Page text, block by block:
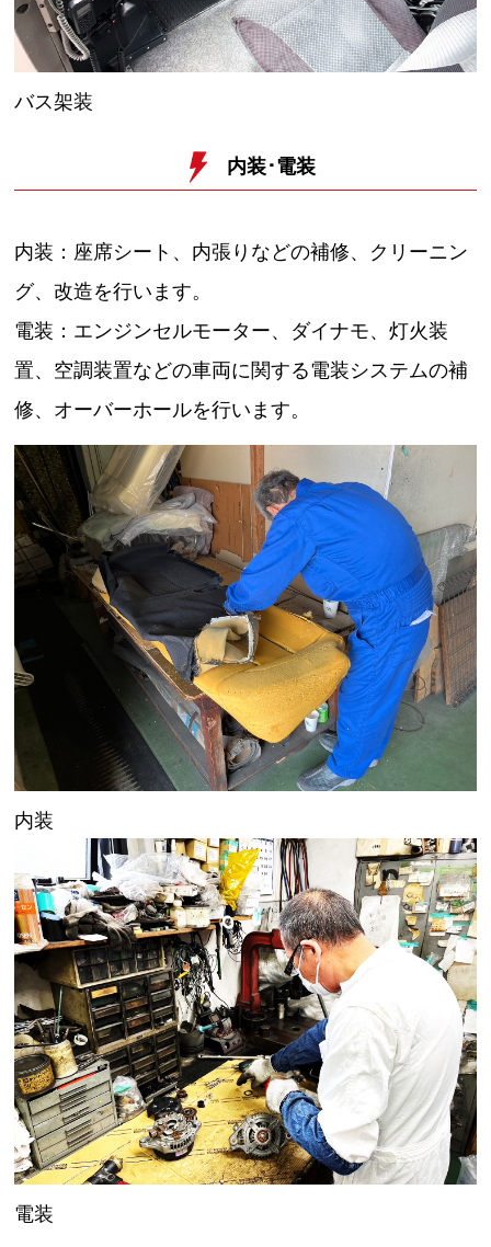
バス架装
内装･電装
内装：座席シート、内張りなどの補修、クリーニン
グ、改造を行います。
電装：エンジンセルモーター、ダイナモ、灯火装
置、空調装置などの車両に関する電装システムの補
修、オーバーホールを行います。
内装
電装